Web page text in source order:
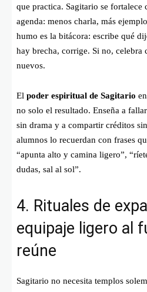
que practica. Sagitario se fortalece
agenda: menos charla, más
humo es la bitácora: escribe qué
hay brecha, corrige. Si no, celebra
nuevos.
El poder espiritual de Sagitario
no solo el resultado. Enseña a
sin drama y a compartir créditos
alumnos lo recuerdan con frases
“apunta alto y camina ligero”,
dudas, sal al sol”.
4. Rituales de
equipaje ligero al
reúne
Sagitario no necesita templos